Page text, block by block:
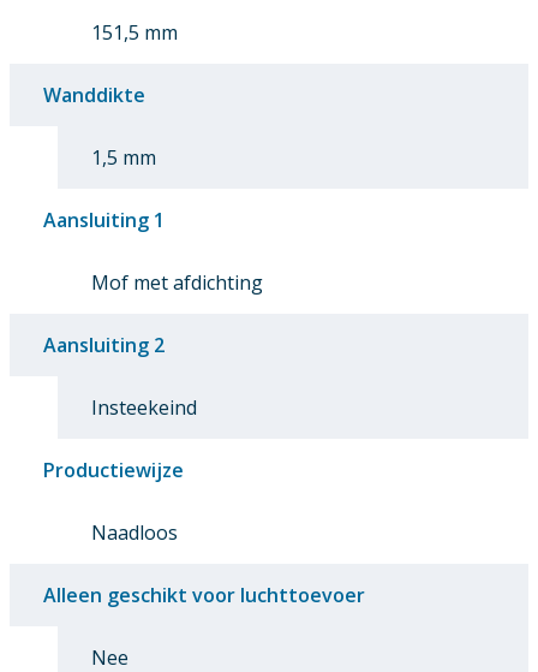
151,5 mm
Wanddikte
1,5 mm
Aansluiting 1
Mof met afdichting
Aansluiting 2
Insteekeind
Productiewijze
Naadloos
Alleen geschikt voor luchttoevoer
Nee